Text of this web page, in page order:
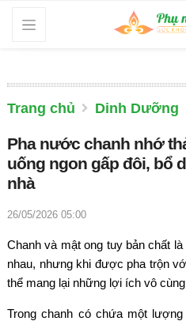
Trang chủ Dinh Dưỡng
Pha nước chanh nhớ
uống ngon gấp đôi, bổ
nhà
26/05/2026 05:00
Chanh và mật ong tuy bản chất
nhau, nhưng khi được pha trộn
thể mang lại những lợi ích vô
Trong chanh có chứa một